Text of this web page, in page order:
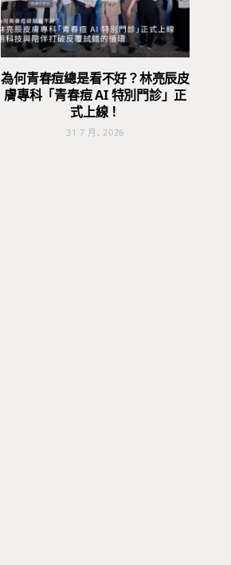
為何青春痘總是看不好？林亮辰皮
膚專科「青春痘 AI 特別門診」正
式上線！
31 7 月, 2026